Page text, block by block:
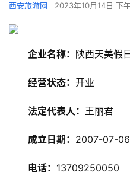
西安旅游网 2023年10月14日 下
企业名称： 陕西天美假
经营状态： 开业
法定代表人： 王丽君
成立日期： 2007-07-06
电话： 13709250050